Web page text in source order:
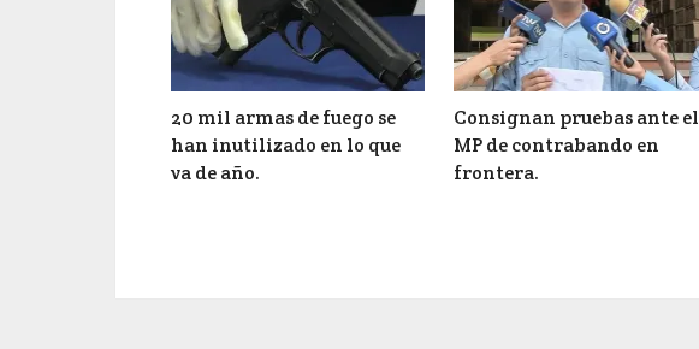
20 mil armas de fuego se
han inutilizado en lo que
va de año.
Consignan pruebas ante el
MP de contrabando en
frontera.